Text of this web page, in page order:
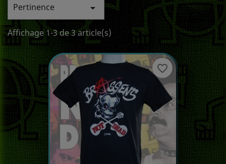
Pertinence 
Affichage 1-3 de 3 article(s)
favorite_border